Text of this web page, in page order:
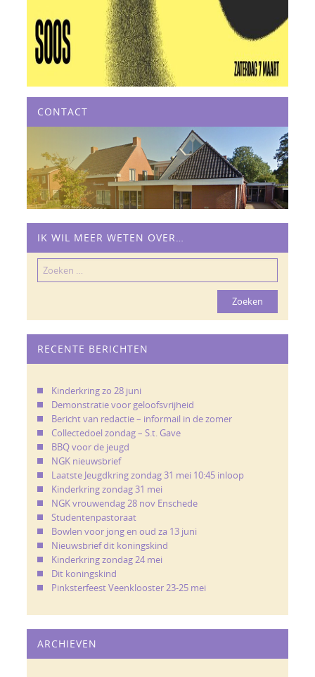
CONTACT
IK WIL MEER WETEN OVER…
Zoeken
naar:
RECENTE BERICHTEN
Kinderkring zo 28 juni
Demonstratie voor geloofsvrijheid
Bericht van redactie – informail in de zomer
Collectedoel zondag – S.t. Gave
BBQ voor de jeugd
NGK nieuwsbrief
Laatste Jeugdkring zondag 31 mei 10:45 inloop
Kinderkring zondag 31 mei
NGK vrouwendag 28 nov Enschede
Studentenpastoraat
Bowlen voor jong en oud za 13 juni
Nieuwsbrief dit koningskind
Kinderkring zondag 24 mei
Dit koningskind
Pinksterfeest Veenklooster 23-25 mei
ARCHIEVEN